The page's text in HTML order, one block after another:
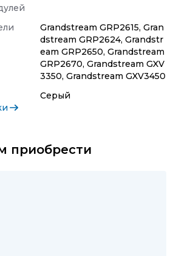
Grandstream GRP2615, Gran
dstream GRP2624, Grandstr
eam GRP2650, Grandstream
GRP2670, Grandstream GXV
3350, Grandstream GXV3450
Серый
приобрести